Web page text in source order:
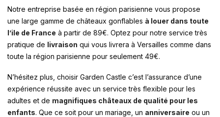
Notre entreprise basée en région parisienne vous propose
une large gamme de châteaux gonflables à louer dans toute
l’ile de France à partir de 89€. Optez pour notre service très
pratique de livraison qui vous livrera à Versailles comme dans
toute la région parisienne pour seulement 49€.
N’hésitez plus, choisir Garden Castle c’est l’assurance d’une
expérience réussite avec un service très flexible pour les
adultes et de magnifiques châteaux de qualité pour les
enfants. Que ce soit pour un mariage, un anniversaire ou un